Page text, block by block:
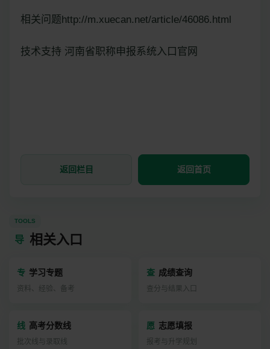
相关问题http://m.xuecan.net/article/46086.html
技术支持 河南省职称申报系统入口官网
返回栏目 返回首页
TOOLS
导 相关入口
专 学习专题
资料、经验、备考
查 成绩查询
查分与结果入口
线 高考分数线
批次线与录取线
愿 志愿填报
报考与升学规划